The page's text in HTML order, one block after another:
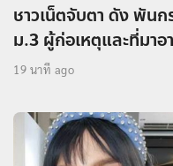
ชาวเน็ตจับตา ดัง พัน
ม.3 ผู้ก่อเหตุและที่มาอ
19 นาที ago